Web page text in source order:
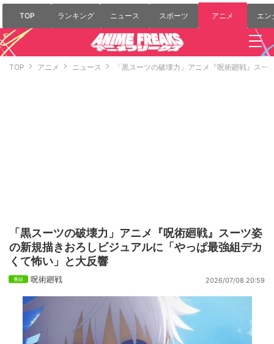
TOP ランキング ニュース スポーツ アニメ エン
TOP アニメ ニュース 「黒スーツの破壊力」アニメ『呪術廻戦』ス
「黒スーツの破壊力」アニメ『呪術廻戦』スーツ姿
の新規描きおろしビジュアルに「やっぱ最強組デカ
くて怖い」と大反響
呪術廻戦 2026/07/08 20:59